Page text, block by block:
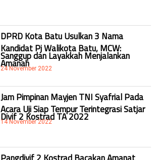
DPRD Kota Batu Usulkan 3 Nama
Kandidat Pj Walikota Batu, MCW:
Sanggup dan Layakkah Menjalankan
Amanah
24 November 2022
Jam Pimpinan Mayjen TNI Syafrial Pada
Acara Uji Siap Tempur Terintegrasi Satjar
Divif 2 Kostrad TA 2022
14 November 2022